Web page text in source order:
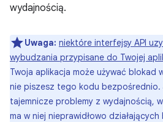
wydajnością.
Uwaga: niektóre interfejsy API
wybudzania przypisane do Twojej
Twoja aplikacja może używać blokad
nie piszesz tego kodu bezpośrednio.
tajemnicze problemy z wydajnością,
ma w niej nieprawidłowo